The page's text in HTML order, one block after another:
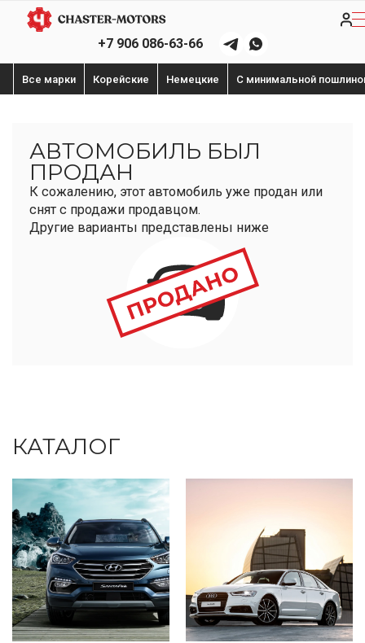
+7 906 086-63-66
Все марки Корейские Немецкие С минимальной
АВТОМОБИЛЬ БЫЛ
ПРОДАН
К сожалению, этот автомобиль уже продан или
снят с продажи продавцом.
Другие варианты представлены ниже
КАТАЛОГ